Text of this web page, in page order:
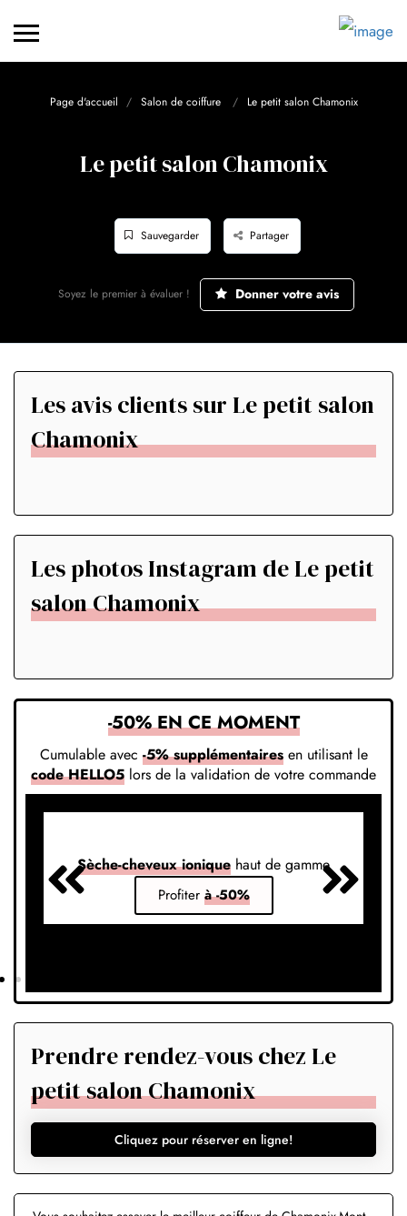
Page d'accueil Salon de coiffure Le petit salon Chamonix
Le petit salon Chamonix
Sauvegarder Partager
Soyez le premier à évaluer ! Donner votre avis
Les avis clients sur Le petit salon
Chamonix
Les photos Instagram de Le petit
salon Chamonix
-50% EN CE MOMENT
Cumulable avec -5% supplémentairesen utilisant le
code HELLO5 lors de la validation de votre commande
Sèche-cheveux ionique haut de gamme
Profiter à -50%
Prendre rendez-vous chez Le
petit salon Chamonix
Cliquez pour réserver en ligne!